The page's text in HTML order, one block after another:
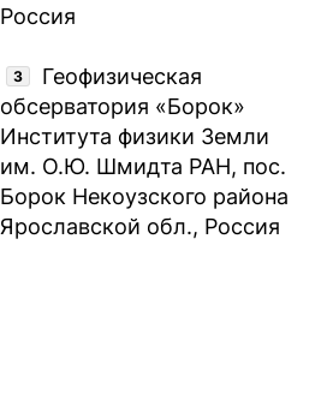
Россия
3
Геофизическая
обсерватория «Борок»
Института физики Земли
им. О.Ю. Шмидта РАН, пос.
Борок Некоузского района
Ярославской обл., Россия